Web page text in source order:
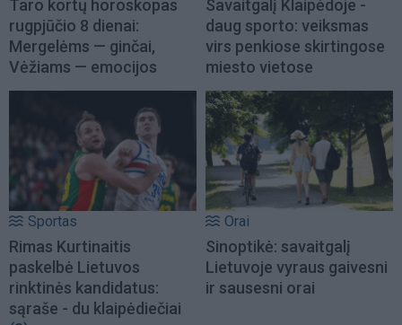
Taro kortų horoskopas
rugpjūčio 8 dienai:
Mergelėms — ginčai,
Vėžiams — emocijos
Savaitgalį Klaipėdoje -
daug sporto: veiksmas
virs penkiose skirtingose
miesto vietose
Sportas
Rimas Kurtinaitis
paskelbė Lietuvos
rinktinės kandidatus:
sąraše - du klaipėdiečiai
Orai
Sinoptikė: savaitgalį
Lietuvoje vyraus gaivesni
ir sausesni orai